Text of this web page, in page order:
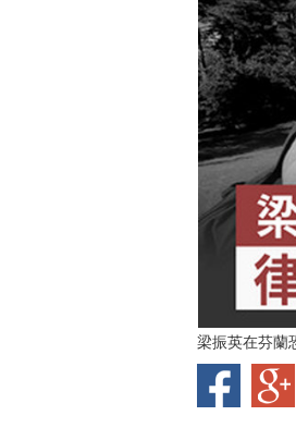
梁振英在芬蘭